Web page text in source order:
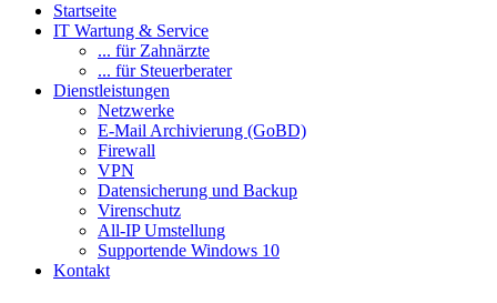
Startseite
IT Wartung & Service
... für Zahnärzte
... für Steuerberater
Dienstleistungen
Netzwerke
E-Mail Archivierung (GoBD)
Firewall
VPN
Datensicherung und Backup
Virenschutz
All-IP Umstellung
Supportende Windows 10
Kontakt